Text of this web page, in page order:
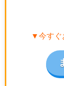
▼今すぐ